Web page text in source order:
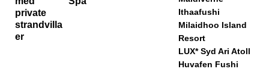
private
strandvilla
er
Ithaafushi
Milaidhoo Island
Resort
LUX* Syd Ari Atoll
Huvafen Fushi